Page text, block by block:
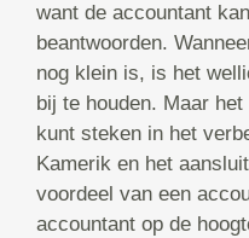
want de accountant
beantwoorden.
nog klein is, is het
bij te houden. Maar
kunt steken in het
Kamerik en het
voordeel van een
accountant op de